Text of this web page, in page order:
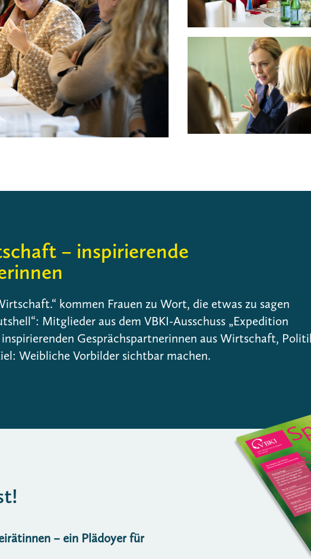
– inspirierende
kommen Frauen zu Wort, die etwas zu sagen
Mitglieder aus dem VBKI-Ausschuss „Expedition
Gesprächspartnerinnen aus Wirtschaft,
Weibliche Vorbilder sichtbar machen.
– ein Plädoyer für